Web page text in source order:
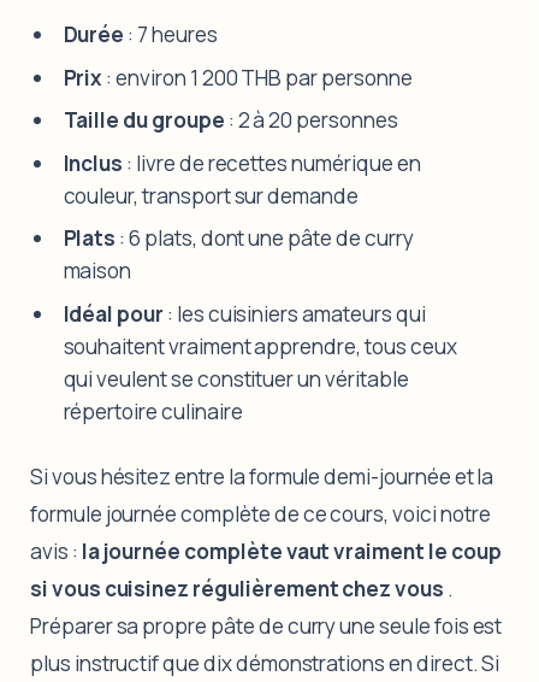
Durée : 7 heures
Prix : environ 1 200 THB par personne
Taille du groupe : 2 à 20 personnes
Inclus : livre de recettes numérique en
couleur, transport sur demande
Plats : 6 plats, dont une pâte de curry
maison
Idéal pour : les cuisiniers amateurs qui
souhaitent vraiment apprendre, tous ceux
qui veulent se constituer un véritable
répertoire culinaire
Si vous hésitez entre la formule demi-journée et la
formule journée complète de ce cours, voici notre
avis : la journée complète vaut vraiment le coup
si vous cuisinez régulièrement chez vous .
Préparer sa propre pâte de curry une seule fois est
plus instructif que dix démonstrations en direct. Si